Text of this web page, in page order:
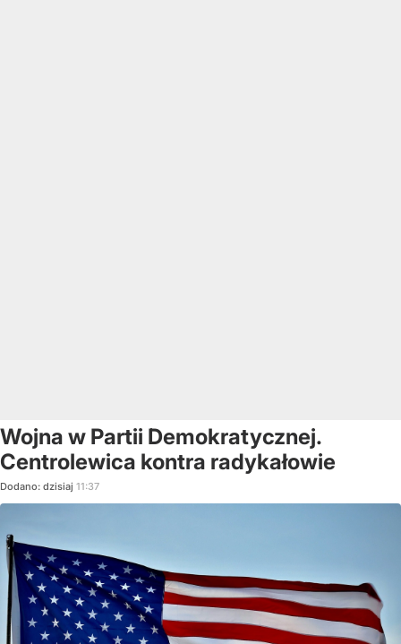
Wojna w Partii Demokratycznej.
Centrolewica kontra radykałowie
Dodano: dzisiaj 11:37